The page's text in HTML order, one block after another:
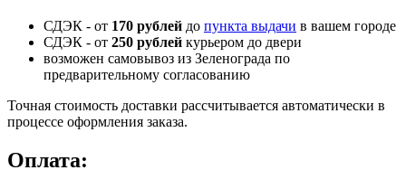
СДЭК - от 170 рублей до пункта выдачи в вашем городе
СДЭК - от 250 рублей курьером до двери
возможен самовывоз из Зеленограда по
предварительному согласованию
Точная стоимость доставки рассчитывается автоматически в
процессе оформления заказа.
Оплата: